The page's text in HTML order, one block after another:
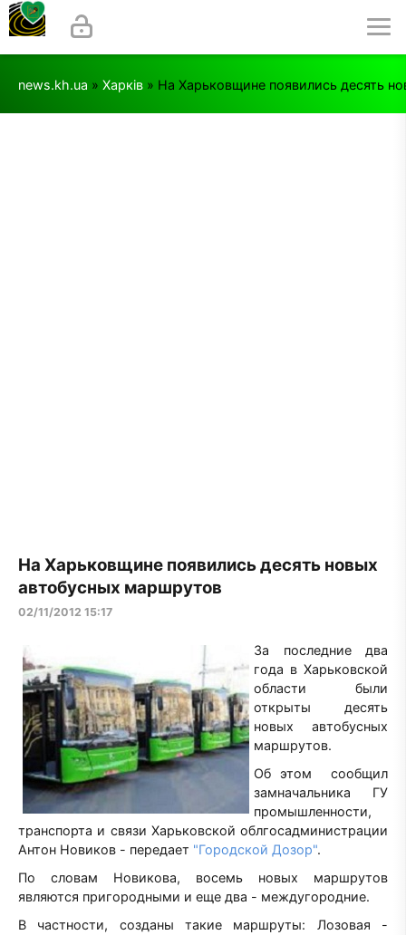
news.kh.ua » Харків » На Харьковщине появились десять
На Харьковщине появились десять новых
автобусных маршрутов
02/11/2012 15:17
За последние два
года в Харьковской
области были
открыты десять
новых автобусных
маршрутов.
Об этом сообщил
замначальника ГУ
промышленности,
транспорта и связи Харьковской облгосадминистрации
Антон Новиков - передает "Городской Дозор".
По словам Новикова, восемь новых маршрутов
являются пригородными и еще два - междугородние.
В частности, созданы такие маршруты: Лозовая -